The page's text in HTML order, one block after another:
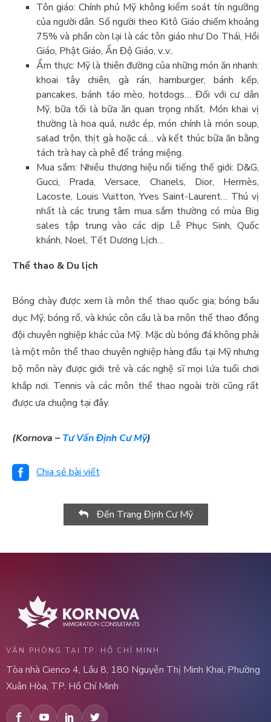
Tôn giáo: Chính phủ Mỹ không kiểm soát tín ngưỡng
của người dân. Số người theo Kitô Giáo chiếm khoảng
75% và phần còn lại là các tôn giáo như Do Thái, Hồi
Giáo, Phật Giáo, Ấn Độ Giáo, v..v..
Ẩm thực: Mỹ là thiên đường của những món ăn nhanh:
khoai tây chiên, gà rán, hamburger, bánh kếp,
pancakes, bánh táo mèo, hotdogs… Đối với cư dân
Mỹ, bữa tối là bữa ăn quan trọng nhất. Món khai vị
thường là hoa quả, nước ép, món chính là món soup,
salad trộn, thịt gà hoặc cá… và kết thúc bữa ăn bằng
tách trà hay cà phê để tráng miệng.
Mua sắm: Nhiều thương hiệu nổi tiếng thế giới: D&G,
Gucci, Prada, Versace, Chanels, Dior, Hermès,
Lacoste, Louis Vuitton, Yves Saint-Laurent… Thú vị
nhất là các trung tâm mua sắm thường có mùa Big
sales tập trung vào các dịp Lễ Phục Sinh, Quốc
khánh, Noel, Tết Dương Lịch…
Thể thao & Du lịch
Bóng chày được xem là môn thể thao quốc gia; bóng bầu
dục Mỹ, bóng rổ, và khúc côn cầu là ba môn thể thao đồng
đội chuyên nghiệp khác của Mỹ. Mặc dù bóng đá không phải
là một môn thể thao chuyên nghiệp hàng đầu tại Mỹ nhưng
bộ môn này được giới trẻ và các nghệ sĩ mọi lứa tuổi chơi
khắp nơi. Tennis và các môn thể thao ngoài trời cũng rất
được ưa chuộng tại đây.
(Kornova – Tư Vấn Định Cư Mỹ)
Chia sẻ bài viết
Đến Trang Định Cư Mỹ
VĂN PHÒNG TẠI TP. HỒ CHÍ MINH
Tòa nhà Cienco 4, Lầu 8, 180 Nguyễn Thị Minh Khai, Phường
Xuân Hòa, TP. Hồ Chí Minh